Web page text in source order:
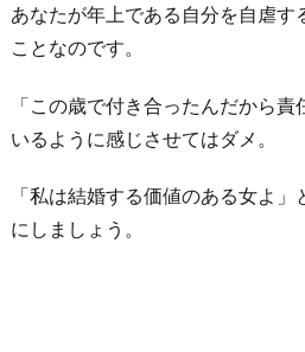
あなたが年上である自分を自虐す
ことなのです。
「この歳で付き合ったんだから
いるように感じさせてはダメ。
「私は結婚する価値のある女よ」
にしましょう。